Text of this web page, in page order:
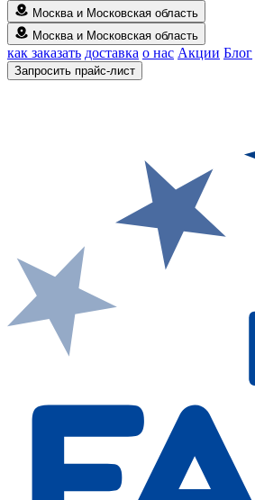
Москва и Московская область
Москва и Московская область
как заказать доставка о нас Акции Блог
Запросить прайс-лист